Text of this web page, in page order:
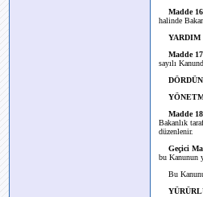
Madde
halinde
YARDIM
Madde
sayılı
Madde
Bakanlık
düzenlenir.
Geçici
bu Kanunun
Bu